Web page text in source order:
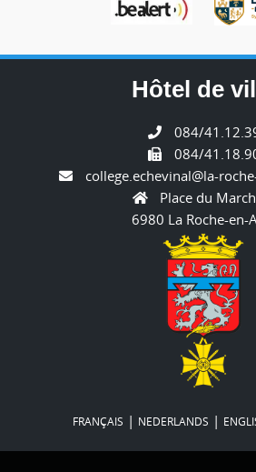
Hôtel de
084/
084/
college.echevinal@la-
Place du
6980 La Roche-en-
FRANÇAIS | NEDERLANDS |